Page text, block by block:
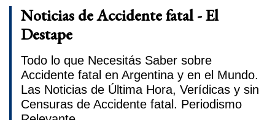
Noticias de Accidente fatal - El
Destape
Todo lo que Necesitás Saber sobre
Accidente fatal en Argentina y en el Mundo.
Las Noticias de Última Hora, Verídicas y sin
Censuras de Accidente fatal. Periodismo